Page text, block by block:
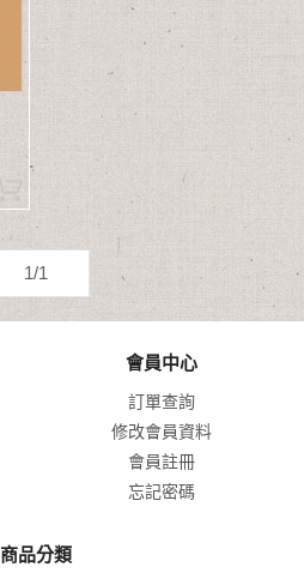
1/1
會員中心
訂單查詢
修改會員資料
會員註冊
忘記密碼
商品分類